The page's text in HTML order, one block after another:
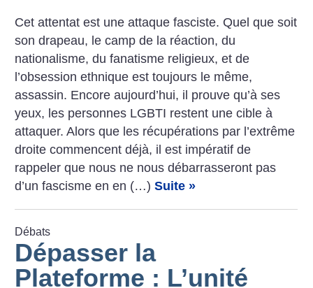
Cet attentat est une attaque fasciste. Quel que soit
son drapeau, le camp de la réaction, du
nationalisme, du fanatisme religieux, et de
l’obsession ethnique est toujours le même,
assassin. Encore aujourd’hui, il prouve qu’à ses
yeux, les personnes LGBTI restent une cible à
attaquer. Alors que les récupérations par l’extrême
droite commencent déjà, il est impératif de
rappeler que nous ne nous débarrasseront pas
d’un fascisme en en (…)Suite »
Débats
Dépasser la
Plateforme : L’unité